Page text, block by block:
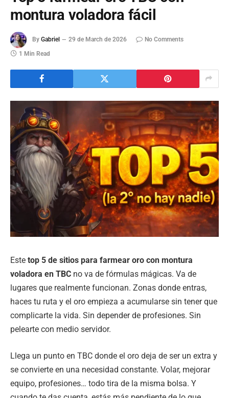
montura voladora fácil
By Gabriel 29 de March de 2026
No Comments
1 Min Read
Este top 5 de sitios para farmear oro con montura
voladora en TBC no va de fórmulas mágicas. Va de
lugares que realmente funcionan. Zonas donde entras,
haces tu ruta y el oro empieza a acumularse sin tener que
complicarte la vida. Sin depender de profesiones. Sin
pelearte con medio servidor.
Llega un punto en TBC donde el oro deja de ser un extra y
se convierte en una necesidad constante. Volar, mejorar
equipo, profesiones… todo tira de la misma bolsa. Y